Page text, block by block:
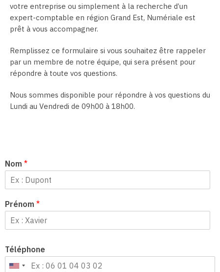
votre entreprise ou simplement à la recherche d’un
expert-comptable en région Grand Est, Numériale est
prêt à vous accompagner.
Remplissez ce formulaire si vous souhaitez être rappeler
par un membre de notre équipe, qui sera présent pour
répondre à toute vos questions.
Nous sommes disponible pour répondre à vos questions du
Lundi au Vendredi de 09h00 à 18h00.
Nom *
Prénom *
Téléphone